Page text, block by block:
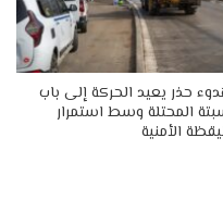
حذر يعيد الحركة إلى باب
المحتلة وسط استمرار
الأمنية